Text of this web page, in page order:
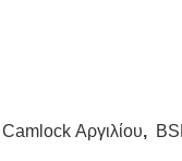
Αργιλίου,